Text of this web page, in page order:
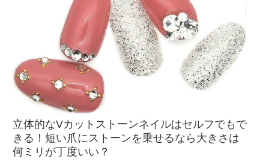
立体的なVカットストーンネイルはセルフでもで
きる！短い爪にストーンを乗せるなら大きさは
何ミリが丁度いい？